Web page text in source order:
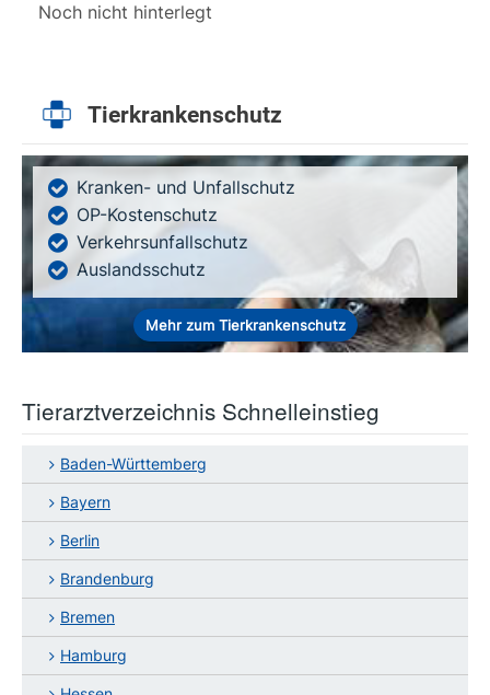
Noch nicht hinterlegt
Tierkrankenschutz
Kranken- und Unfallschutz
OP-Kostenschutz
Verkehrsunfallschutz
Auslandsschutz
Mehr zum Tierkrankenschutz
Tierarztverzeichnis Schnelleinstieg
Baden-Württemberg
Bayern
Berlin
Brandenburg
Bremen
Hamburg